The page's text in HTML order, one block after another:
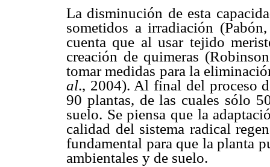
La disminución de esta
sometidos a irradiación
cuenta que al usar tejido
creación de quimeras
tomar medidas para la
al., 2004). Al final del proceso
90 plantas, de las cuales sólo
suelo. Se piensa que la
calidad del sistema radical
fundamental para que la planta
ambientales y de suelo.